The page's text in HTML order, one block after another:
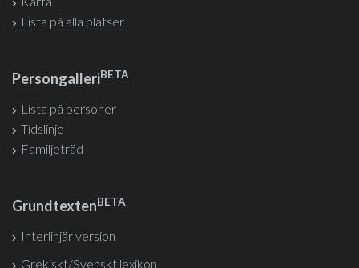
Lista på alla platser
PersongalleriBETA
Lista på personer
Tidslinje
Familjeträd
GrundtextenBETA
Interlinjär version
Grekiskt/Svenskt lexikon